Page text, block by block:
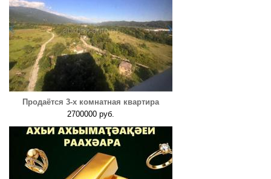
Продаётся 3-х комнатная квартира
2700000 руб.